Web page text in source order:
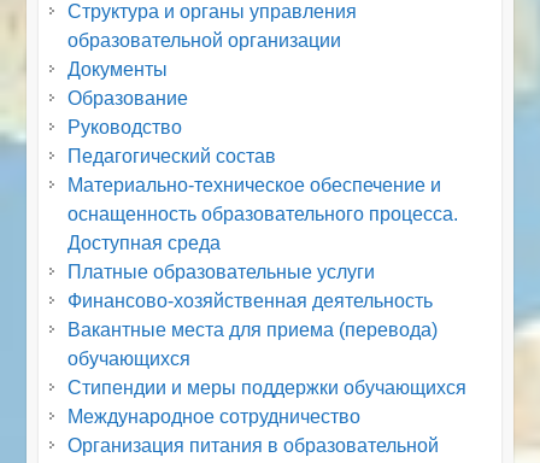
Структура и органы управления
образовательной организации
Документы
Образование
Руководство
Педагогический состав
Материально-техническое обеспечение и
оснащенность образовательного процесса.
Доступная среда
Платные образовательные услуги
Финансово-хозяйственная деятельность
Вакантные места для приема (перевода)
обучающихся
Стипендии и меры поддержки обучающихся
Международное сотрудничество
Организация питания в образовательной